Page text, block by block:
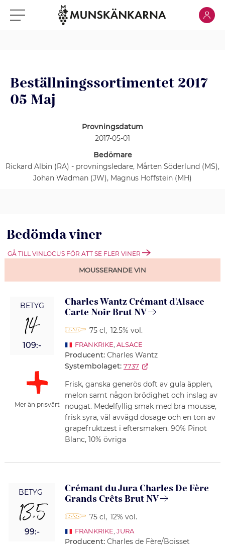
Klicka för meny Klicka
Beställningssortimentet 2017
05 Maj
Provningsdatum
2017-05-01
Bedömare
Rickard Albin (RA) - provningsledare, Mårten Söderlund (MS),
Johan Wadman (JW), Magnus Hoffstein (MH)
Bedömda viner
GÅ TILL VINLOCUS FÖR ATT SE FLER VINER
MOUSSERANDE VIN
BETYG
14
109:-
Mer än prisvärt
Charles Wantz Crémant d'Alsace
Carte Noir Brut NV
75 cl, 12.5% vol.
FRANKRIKE ALSACE
Producent: Charles Wantz
Systembolaget: 7737
Frisk, ganska generös doft av gula äpplen,
melon samt någon brödighet och inslag av
nougat. Medelfyllig smak med bra mousse,
frisk syra, väl avvägd dosage och en ton av
grapefruktzest i eftersmaken. 90% Pinot
Blanc, 10% övriga
BETYG
13,5
99:-
Crémant du Jura Charles De Fère
Grands Crêts Brut NV
75 cl, 12% vol.
FRANKRIKE JURA
Producent: Charles de Fère/Boisset